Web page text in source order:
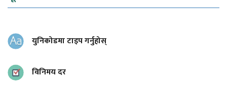
युनिकोडमा टाइप गर्नुहोस्
विनिमय दर